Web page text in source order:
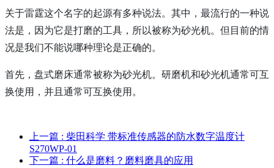
关于雷霆这个名字的起源有多种说法。 其中，最流行的一种说
法是，因为它是打磨的工具，所以被称为砂光机。 但目前的情
况是我们不能说哪种理论是正确的。
首先， 盘式磨床通常被称为砂光机。 研磨机和砂光机通常可互
换使用，并且通常可互换使用。
上一篇 : 柴田科学 带标准传感器的防水数字温度计
S270WP-01
下一篇 : 什么是磨料？磨料磨具的应用